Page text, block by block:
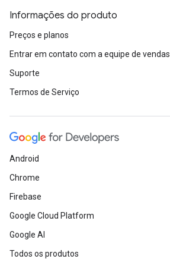
Informações do produto
Preços e planos
Entrar em contato com a equipe de vendas
Suporte
Termos de Serviço
Android
Chrome
Firebase
Google Cloud Platform
Google AI
Todos os produtos